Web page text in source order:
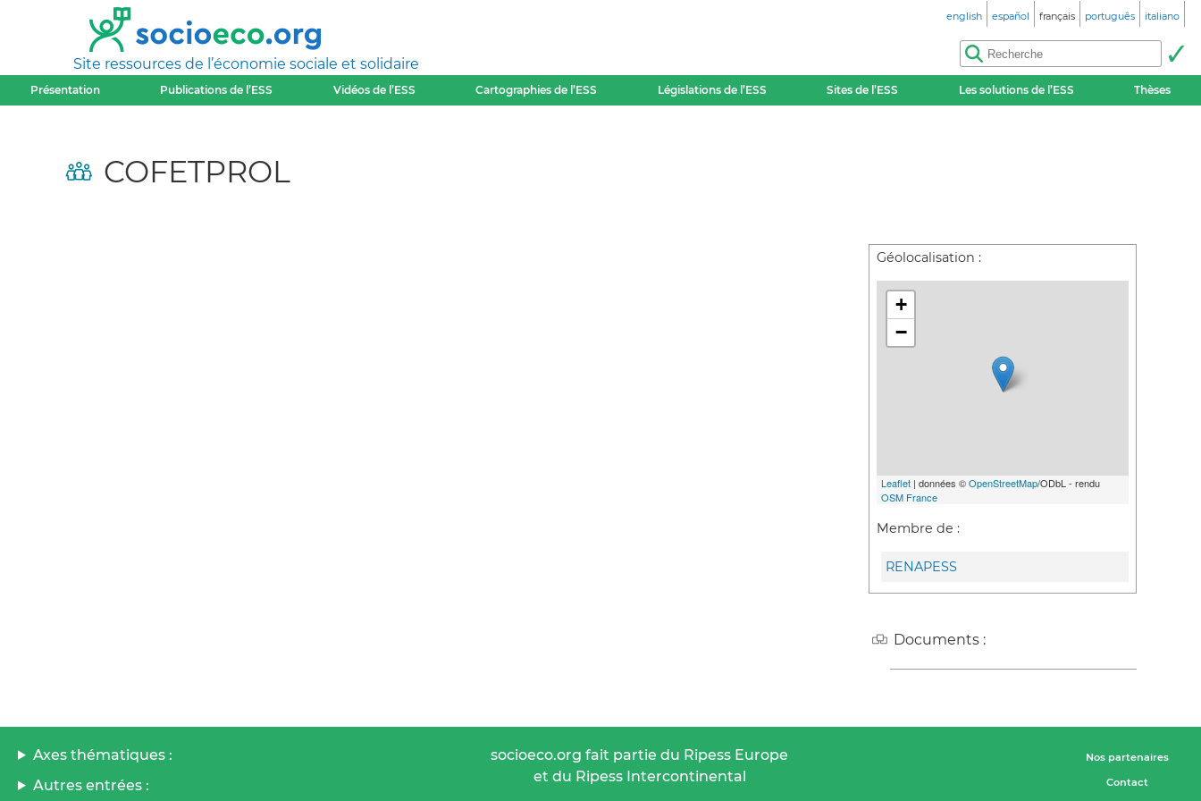
Site ressources de l’économie sociale et solidaire
english español français português italiano
Présentation Publications de l’ESS Vidéos de l’ESS Cartographies de l’ESS Législations de l’ESS Sites de l’ESS Les solutions de l’ESS Thèses
COFETPROL
Géolocalisation :
+
−
Leaflet | données ©OpenStreetMap/ODbL - rendu
OSM France
Membre de :
RENAPESS
Documents :
Axes thématiques :
Autres entrées :
socioeco.org fait partie du Ripess Europe
et du Ripess Intercontinental
Nos partenaires
Contact